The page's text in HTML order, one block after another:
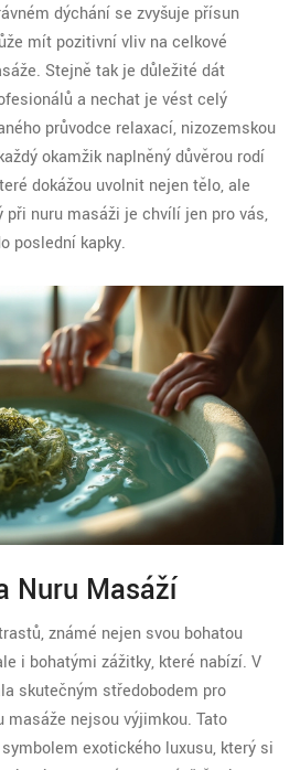
dýchání se zvyšuje přísun
mít pozitivní vliv na celkové
Stejně tak je důležité dát
a nechat je vést celý
průvodce relaxací, nizozemskou
okamžik naplněný důvěrou rodí
dokážou uvolnit nejen tělo, ale
při nuru masáži je chvílí jen pro vás,
poslední kapky.
Nuru Masáží
známé nejen svou bohatou
i bohatými zážitky, které nabízí. V
skutečným středobodem pro
nejsou výjimkou. Tato
exotického luxusu, který si